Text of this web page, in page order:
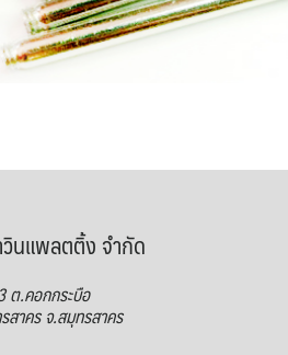
นแพลตติ้ง จำกัด
ต.คอกกระบือ
สาคร จ.สมุทรสาคร